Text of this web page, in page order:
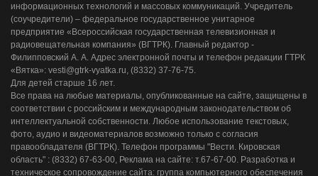
информационных технологий и массовых коммуникаций. Учредитель
(соучредители) – федеральное государственное унитарное
предприятие «Всероссийская государственная телевизионная и
радиовещательная компания» (ВГТРК). Главный редактор -
Филипповский А. А. Адрес электронной почты и телефон редакции ГТРК
«Вятка»: vesti@gtrk-vyatka.ru, (8332) 37-76-75.
Для детей старше 16 лет.
Все права на любые материалы, опубликованные на сайте, защищены в
соответствии с российским и международным законодательством об
интеллектуальной собственности. Любое использование текстовых,
фото, аудио и видеоматериалов возможно только с согласия
правообладателя (ВГТРК). Телефон программы "Вести. Кировская
область" : (8332) 67-63-00, Реклама на сайте: т.67-67-00. Разработка и
техническое сопровождение сайта: группа компьютерного обеспечения